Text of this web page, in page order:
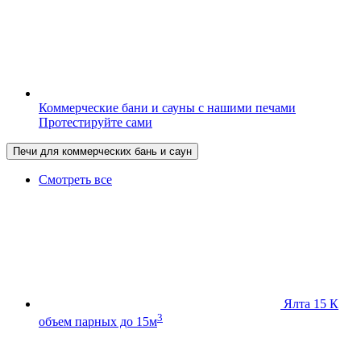
Коммерческие бани и сауны с нашими печами
Протестируйте сами
Печи для коммерческих бань и саун
Смотреть все
Ялта 15 К
объем парных до 15м3